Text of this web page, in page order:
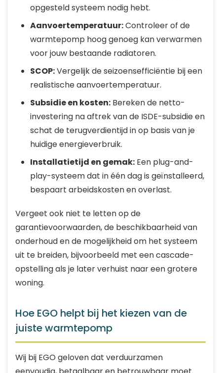
opgesteld systeem nodig hebt.
Aanvoertemperatuur:Controleer of de
warmtepomp hoog genoeg kan verwarmen
voor jouw bestaande radiatoren.
SCOP:Vergelijk de seizoensefficiëntie bij een
realistische aanvoertemperatuur.
Subsidie en kosten: Bereken de netto-
investering na aftrek van de ISDE-subsidie en
schat de terugverdientijd in op basis van je
huidige energieverbruik.
Installatietijd en gemak: Een plug-and-
play-systeem dat in één dag is geïnstalleerd,
bespaart arbeidskosten en overlast.
Vergeet ook niet te letten op de
garantievoorwaarden, de beschikbaarheid van
onderhoud en de mogelijkheid om het systeem
uit te breiden, bijvoorbeeld met een cascade-
opstelling als je later verhuist naar een grotere
woning.
Hoe EGO helpt bij het kiezen van de
juiste warmtepomp
Wij bij EGO geloven dat verduurzamen